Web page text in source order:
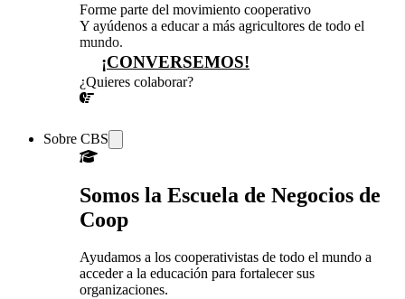
Forme parte del movimiento cooperativo
Y ayúdenos a educar a más agricultores de todo el
mundo.
¡CONVERSEMOS!
¿Quieres colaborar?
Sobre CBS
Somos la Escuela de Negocios de
Coop
Ayudamos a los cooperativistas de todo el mundo a
acceder a la educación para fortalecer sus
organizaciones.